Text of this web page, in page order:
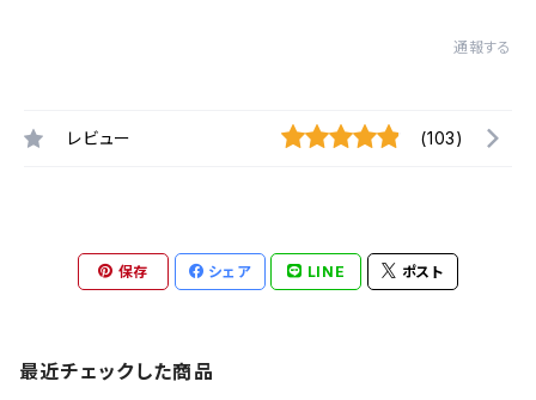
通報する
レビュー (103)
保存 シェア LINE ポスト
最近チェックした商品